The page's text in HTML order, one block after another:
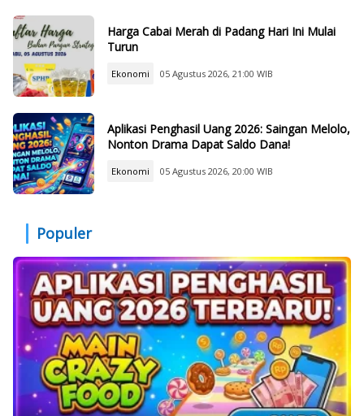
Harga Cabai Merah di Padang Hari Ini Mulai
Turun
Ekonomi 05 Agustus 2026, 21:00 WIB
Aplikasi Penghasil Uang 2026: Saingan Melolo,
Nonton Drama Dapat Saldo Dana!
Ekonomi 05 Agustus 2026, 20:00 WIB
Populer